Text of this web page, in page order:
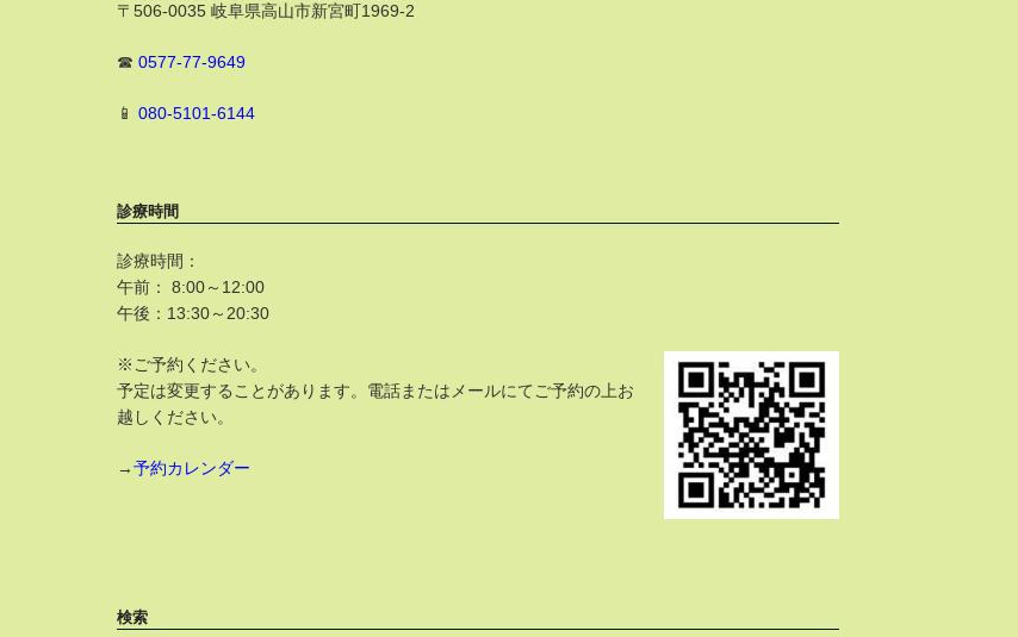
〒506-0035 岐阜県高山市新宮町1969-2
☎0577-77-9649
📱080-5101-6144
診療時間
診療時間：
午前： 8:00～12:00
午後：13:30～20:30
※ご予約ください。
予定は変更することがあります。電話またはメールにてご予約の上お
越しください。
→予約カレンダー
検索